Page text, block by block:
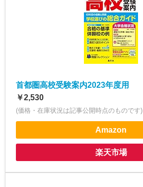
首都圏高校受験案内2023年度用
￥2,530
(価格・在庫状況は記事公開時点のものです)
Amazon
楽天市場